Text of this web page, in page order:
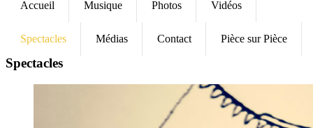
Accueil Musique Photos Vidéos
Spectacles Médias Contact Pièce sur Pièce
Spectacles